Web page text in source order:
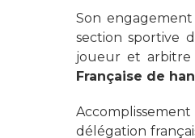
Son
section sportive
joueur et arbitre
Française de
Accomplissement
délégation